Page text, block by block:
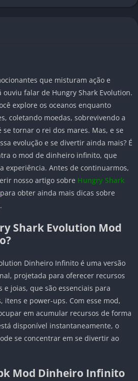
que misturam ação e
ouviu falar de Hungry Shark Evolution.
explore os oceanos enquanto
coletando moedas, sobrevivendo a
se tornar o rei dos mares. Mas, e se
evolução e se divertir ainda mais? É
o mod de dinheiro infinito, que
experiência. Antes de continuarmos,
nosso artigo sobre Hungry Shark
para obter ainda mais dicas sobre
Shark Evolution Mod
Dinheiro Infinito é uma versão
projetada para oferecer recursos
e joias, que são essenciais para
itens e power-ups. Com esse mod,
em acumular recursos de forma
disponível instantaneamente, o
se concentrar em se divertir ao
Mod Dinheiro Infinito